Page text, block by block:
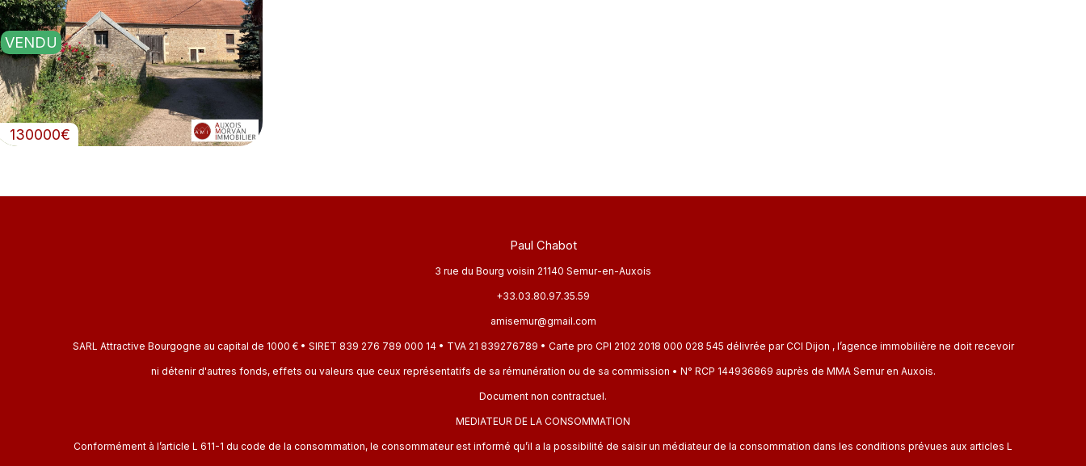
VENDU
130000€
Paul Chabot
3 rue du Bourg voisin 21140 Semur-en-Auxois
+33.03.80.97.35.59
amisemur@gmail.com
SARL Attractive Bourgogne au capital de 1000 € • SIRET 839 276 789 000 14 • TVA 21 839276789 • Carte pro CPI 2102 2018 000 028 545 délivrée par CCI Dijon , l’agence immobilière ne doit recevoir
ni détenir d'autres fonds, effets ou valeurs que ceux représentatifs de sa rémunération ou de sa commission • N° RCP 144936869 auprès de MMA Semur en Auxois.
Document non contractuel.
MEDIATEUR DE LA CONSOMMATION
Conformément à l’article L 611-1 du code de la consommation, le consommateur est informé qu’il a la possibilité de saisir un médiateur de la consommation dans les conditions prévues aux articles L